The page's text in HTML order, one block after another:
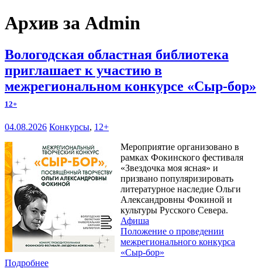
Архив за Admin
Вологодская областная библиотека
приглашает к участию в
межрегиональном конкурсе «Сыр-бор»
12+
04.08.2026 Конкурсы, 12+
Мероприятие организовано в
рамках Фокинского фестиваля
«Звездочка моя ясная» и
призвано популяризировать
литературное наследие Ольги
Александровны Фокиной и
культуры Русского Севера.
Афиша
Положение о проведении
межрегионального конкурса
«Сыр-бор»
Подробнее